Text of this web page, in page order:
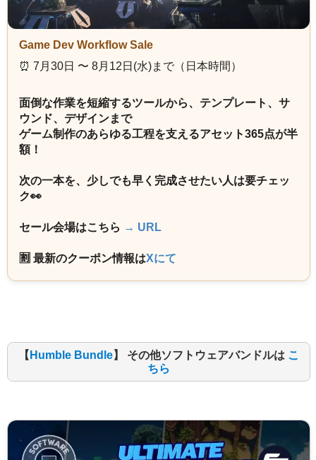
Game Dev Workflow Sale
⏰️ 7月30日 〜 8月12日(水)まで（日本時間）
面倒な作業を短縮するツールから、テンプレート、サ
ウンド、デザインまで
ゲーム制作のあらゆる工程を支えるアセット365点が半
額！
次の一本を、少しでも早く完成させたい人は要チェッ
ク👀
セール会場はこちら → URL
🈹 最新のクーポン情報はXにて
【 Humble Bundle】 その他ソフトウェアバンドルは こ
ちら